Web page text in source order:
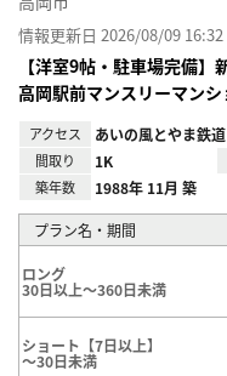
情報更新日 2026/08/09 16:32
【洋室9帖・駐車場完備
高岡駅前マンスリーマンシ
アクセス あいの風とやま鉄道
間取り 1K
築年数 1988年 11月 築
プラン名・期間
ロング
30日以上～360日未満
ショート【7日以上】
～30日未満